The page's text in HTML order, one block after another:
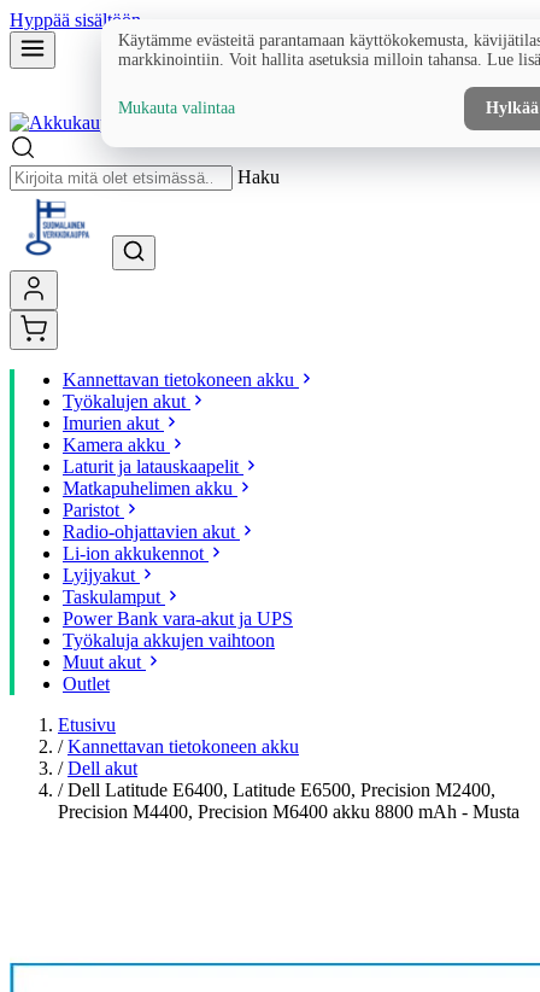
Hyppää sisältöön
Haku
Kannettavan tietokoneen akku
Työkalujen akut
Imurien akut
Kamera akku
Laturit ja latauskaapelit
Matkapuhelimen akku
Paristot
Radio-ohjattavien akut
Li-ion akkukennot
Lyijyakut
Taskulamput
Power Bank vara-akut ja UPS
Työkaluja akkujen vaihtoon
Muut akut
Outlet
Etusivu
/ Kannettavan tietokoneen akku
/ Dell akut
/ Dell Latitude E6400, Latitude E6500, Precision M2400,
Precision M4400, Precision M6400 akku 8800 mAh - Musta
Käytämme evästeitä parantamaan käyttökokemusta,
markkinointiin. Voit hallita asetuksia milloin tahansa. Lue
Mukauta valintaa Hylkää